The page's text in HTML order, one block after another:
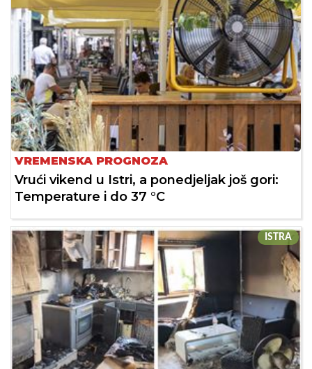
VREMENSKA PROGNOZA
Vrući vikend u Istri, a ponedjeljak još gori:
Temperature i do 37 °C
ISTRA